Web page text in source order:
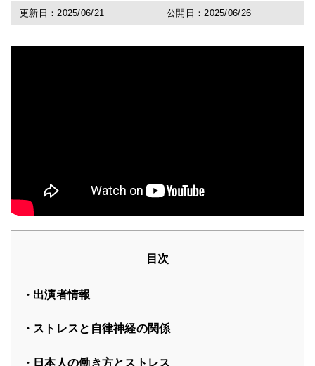
更新日：2025/06/21 公開日：2025/06/26
目次
出演者情報
ストレスと自律神経の関係
日本人の働き方とストレス